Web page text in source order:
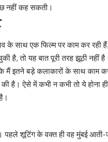
नहीं कह सकती।
के साथ एक फिल्म पर काम कर रही
है, तो यह बात पूरी तरह झूठी नहीं
मैं इतने बड़े कलाकारों के साथ काम
है। ऐसे में कभी न कभी तो ये होना
पहले शूटिंग के वक्त ही वह मुंबई